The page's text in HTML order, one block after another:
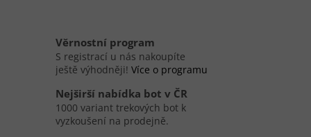
Věrnostní program
S registrací u nás nakoupíte
ještě výhodněji! Více o programu
Nejširší nabídka bot v ČR
1000 variant trekových bot k
vyzkoušení na prodejně.